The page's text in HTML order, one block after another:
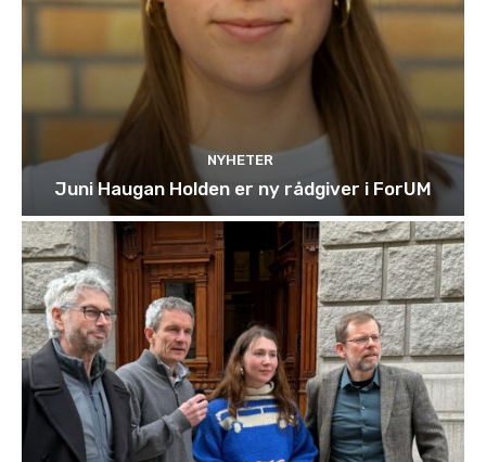
NYHETER
Juni Haugan Holden er ny rådgiver i ForUM